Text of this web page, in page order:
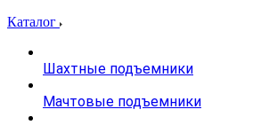
Каталог
Шахтные подъемники
Мачтовые подъемники